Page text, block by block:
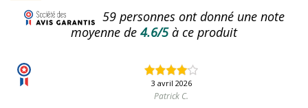
59personnes ont donné une note
moyenne de 4.6/5à ce produit
3 avril 2026
Patrick C.